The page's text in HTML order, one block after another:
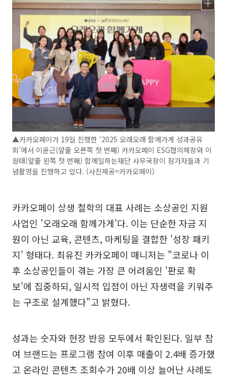
▲카카오페이가 19일 진행한 ‘2025 오래오래 함께가게 성과공유
회’에서 이윤근(앞줄 오른쪽 첫 번째) 카카오페이 ESG협의체장와 이
원태(앞줄 왼쪽 첫 번째) 함께일하는재단 사무국장이 참가자들과 기
념촬영을 진행하고 있다. (사진제공=카카오페이)
카카오페이 상생 철학의 대표 사례는 소상공인 지원
사업인 '오래오래 함께가게'다. 이는 단순한 자금 지
원이 아닌 교육, 콘텐츠, 마케팅을 결합한 '성장 패키
지' 형태다. 최유진 카카오페이 매니저는 "코로나 이
후 소상공인들이 겪는 가장 큰 어려움인 '판로 확
보'에 집중하되, 일시적 입점이 아닌 자생력을 키워주
는 구조로 설계했다"고 밝혔다.
성과는 숫자와 현장 반응 모두에서 확인된다. 일부 참
여 브랜드는 프로그램 참여 이후 매출이 2.4배 증가했
고 온라인 콘텐츠 조회수가 20배 이상 늘어난 사례도